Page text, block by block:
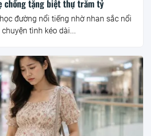
chồng tặng biệt thự trăm tỷ
đường nổi tiếng nhờ nhan sắc nổi
tình kéo dài...